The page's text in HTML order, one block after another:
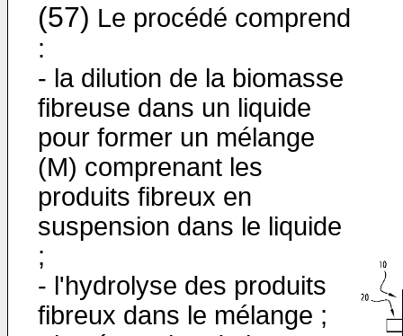
(57) Le procédé comprend
:
- la dilution de la biomasse
fibreuse dans un liquide
pour former un mélange
(M) comprenant les
produits fibreux en
suspension dans le liquide
;
- l'hydrolyse des produits
fibreux dans le mélange ;